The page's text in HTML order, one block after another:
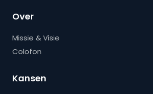
Over
Missie & Visie
Colofon
Kansen